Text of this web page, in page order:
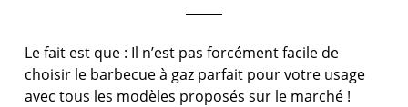
Le fait est que : Il n’est pas forcément facile de
choisir le barbecue à gaz parfait pour votre usage
avec tous les modèles proposés sur le marché !